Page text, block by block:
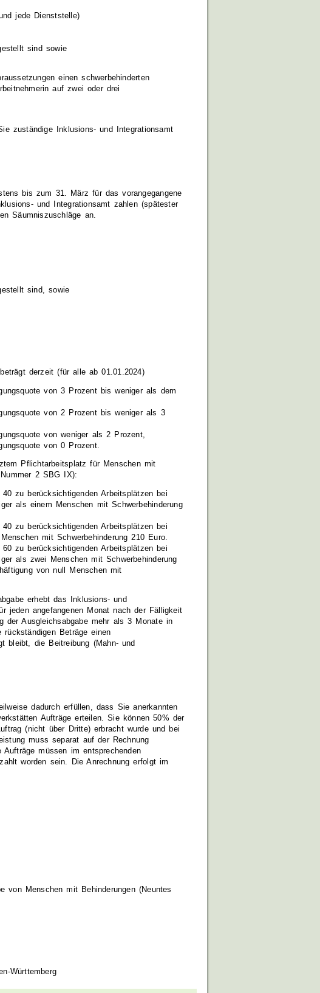
jede Dienststelle)
sind sowie
einen schwerbehinderten
auf zwei oder drei
zuständige Inklusions- und Integrationsamt
bis zum 31. März für das vorangegangene
und Integrationsamt zahlen (spätester
Säumniszuschläge an.
sind, sowie
derzeit (für alle ab 01.01.2024)
von 3 Prozent bis weniger als dem
von 2 Prozent bis weniger als 3
von weniger als 2 Prozent,
von 0 Prozent.
Pflichtarbeitsplatz für Menschen mit
2 SBG IX):
zu berücksichtigenden Arbeitsplätzen bei
als einem Menschen mit Schwerbehinderung
zu berücksichtigenden Arbeitsplätzen bei
mit Schwerbehinderung 210 Euro.
zu berücksichtigenden Arbeitsplätzen bei
als zwei Menschen mit Schwerbehinderung
von null Menschen mit
erhebt das Inklusions- und
jeden angefangenen Monat nach der Fälligkeit
der Ausgleichsabgabe mehr als 3 Monate in
Beträge einen
bleibt, die Beitreibung (Mahn- und
dadurch erfüllen, dass Sie anerkannten
Aufträge erteilen. Sie können 50% der
(nicht über Dritte) erbracht wurde und bei
muss separat auf der Rechnung
müssen im entsprechenden
worden sein. Die Anrechnung erfolgt im
von Menschen mit Behinderungen (Neuntes
Württemberg